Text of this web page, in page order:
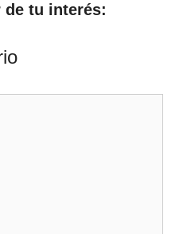
de tu interés: